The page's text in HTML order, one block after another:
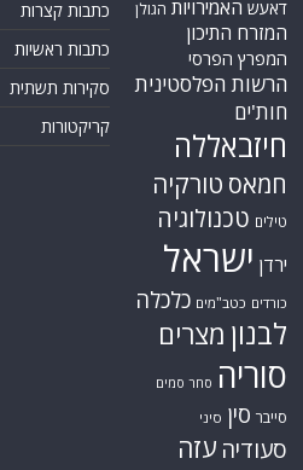
דאעש האמירויות הגולן
המזרח התיכון
המפרץ הפרסי
הרשות הפלסטינית
חות'ים
חיזבאללה
חמאס טורקיה
טילים טכנולוגיה
ירדן ישראל
כורדים כטב"מים כלכלה
לבנון מצרים
סוריה סחר סמים
סייבר סין סיני
סעודיה עזה
כתבות קצרות
כתבות ראשיות
סקירות תשתית
קריקטורות